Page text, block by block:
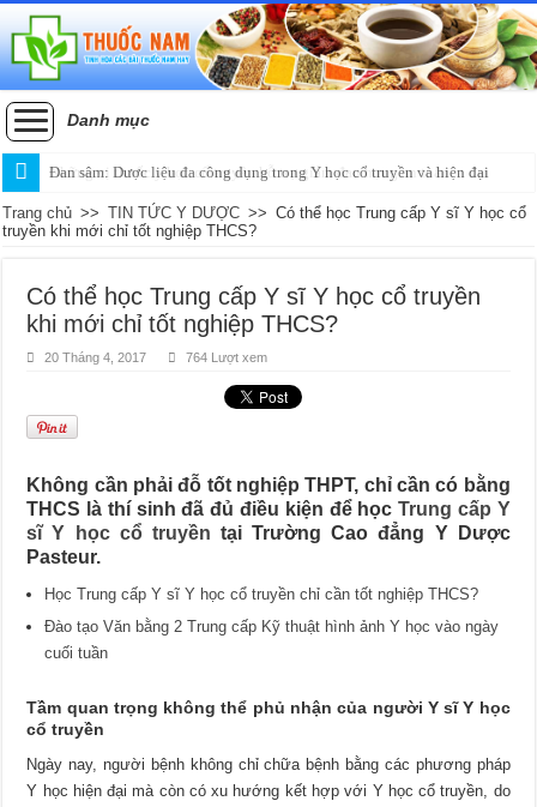
Danh mục
Đan sâm: Dược liệu đa công dụng trong Y học cổ truyền và hiện đại
Trang chủ >> TIN TỨC Y DƯỢC >> Có thể học Trung cấp Y sĩ Y học cổ
truyền khi mới chỉ tốt nghiệp THCS?
Có thể học Trung cấp Y sĩ Y học cổ truyền
khi mới chỉ tốt nghiệp THCS?
20 Tháng 4, 2017 764 Lượt xem
Không cần phải đỗ tốt nghiệp THPT, chỉ cần có bằng
THCS là thí sinh đã đủ điều kiện để họcTrung cấp Y
sĩ Y học cổ truyền tại Trường Cao đẳng Y Dược
Pasteur.
Học Trung cấp Y sĩ Y học cổ truyền chỉ cần tốt nghiệp THCS?
Đào tạo Văn bằng 2 Trung cấp Kỹ thuật hình ảnh Y học vào ngày
cuối tuần
Tầm quan trọng không thể phủ nhận của người Y sĩ Y học
cổ truyền
Ngày nay, người bệnh không chỉ chữa bệnh bằng các phương pháp
Y học hiện đại mà còn có xu hướng kết hợp với Y học cổ truyền, do